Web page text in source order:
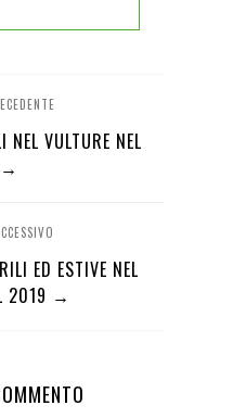
NEL VULTURE NEL
ED ESTIVE NEL
2019 →